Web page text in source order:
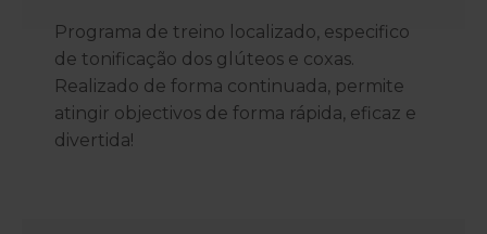
Programa de treino localizado, especifico
de tonificação dos glúteos e coxas.
Realizado de forma continuada, permite
atingir objectivos de forma rápida, eficaz e
divertida!